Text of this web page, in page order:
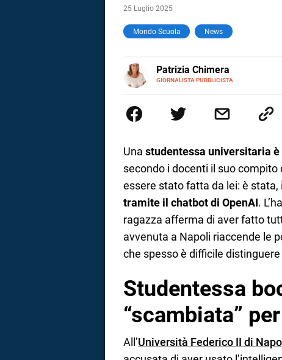
25 Luglio 2025
Mondo Scuola News
Patrizia Chimera
GIORNALISTA PUBBLICISTA
E-
MAIL
LINKEDIN
comunicazione
Una studentessa universitaria
secondo i docenti il suo
essere stato fatta da lei: è
tramite il chatbot di OpenAI.
ragazza afferma di aver fatto
avvenuta a Napoli riaccende le
che spesso è difficile
Studentessa
“scambiata”
All’Università Federico II di